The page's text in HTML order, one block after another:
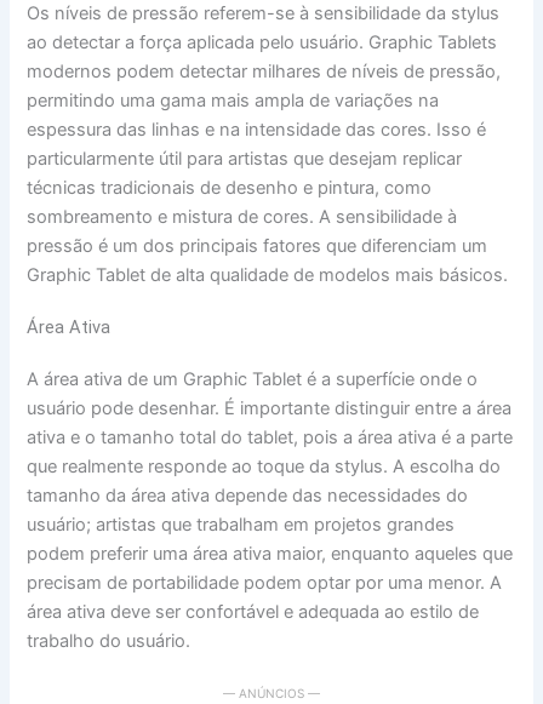
Os níveis de pressão referem-se à sensibilidade da stylus
ao detectar a força aplicada pelo usuário. Graphic Tablets
modernos podem detectar milhares de níveis de pressão,
permitindo uma gama mais ampla de variações na
espessura das linhas e na intensidade das cores. Isso é
particularmente útil para artistas que desejam replicar
técnicas tradicionais de desenho e pintura, como
sombreamento e mistura de cores. A sensibilidade à
pressão é um dos principais fatores que diferenciam um
Graphic Tablet de alta qualidade de modelos mais básicos.
Área Ativa
A área ativa de um Graphic Tablet é a superfície onde o
usuário pode desenhar. É importante distinguir entre a área
ativa e o tamanho total do tablet, pois a área ativa é a parte
que realmente responde ao toque da stylus. A escolha do
tamanho da área ativa depende das necessidades do
usuário; artistas que trabalham em projetos grandes
podem preferir uma área ativa maior, enquanto aqueles que
precisam de portabilidade podem optar por uma menor. A
área ativa deve ser confortável e adequada ao estilo de
trabalho do usuário.
— ANÚNCIOS —